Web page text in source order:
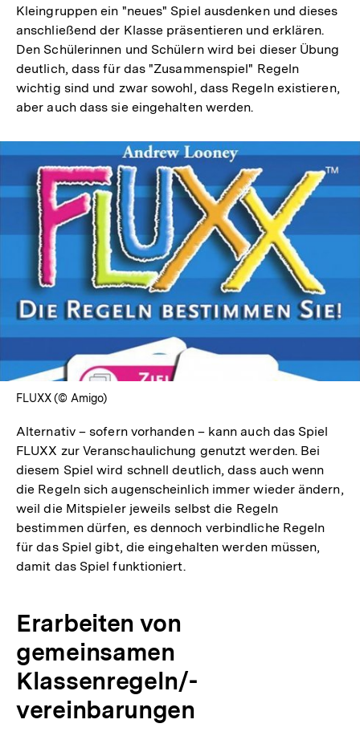
Kleingruppen ein "neues" Spiel ausdenken und dieses
anschließend der Klasse präsentieren und erklären.
Den Schülerinnen und Schülern wird bei dieser Übung
deutlich, dass für das "Zusammenspiel" Regeln
wichtig sind und zwar sowohl, dass Regeln existieren,
aber auch dass sie eingehalten werden.
In
Lightbox
öffnen
FLUXX (© Amigo)
Alternativ – sofern vorhanden – kann auch das Spiel
FLUXX zur Veranschaulichung genutzt werden. Bei
diesem Spiel wird schnell deutlich, dass auch wenn
die Regeln sich augenscheinlich immer wieder ändern,
weil die Mitspieler jeweils selbst die Regeln
bestimmen dürfen, es dennoch verbindliche Regeln
für das Spiel gibt, die eingehalten werden müssen,
damit das Spiel funktioniert.
Erarbeiten von
gemeinsamen
Klassenregeln/-
vereinbarungen